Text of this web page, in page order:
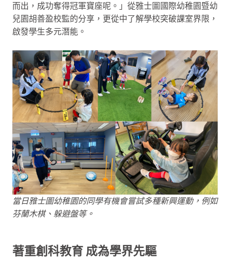
而出，成功奪得冠軍寶座呢。」從雅士圖國際幼稚園暨幼
兒園胡善盈校監的分享，更從中了解學校突破課室界限，
啟發學生多元潛能。
當日雅士圖幼稚園的同學有機會嘗試多種新興運動，例如
芬蘭木棋、躲避盤等。
著重創科教育 成為學界先驅